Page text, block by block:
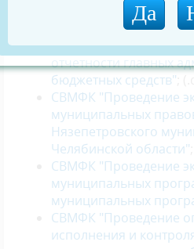
годового отчета об
бюджета совместно с
достоверности
отчетности главных
бюджетных средств"
СВМФК "Проведение
муниципальных
Нязепетровского
Челябинской области"
СВМФК "Проведение
муниципальных
муниципальных
СВМФК "Проведение
исполнения и